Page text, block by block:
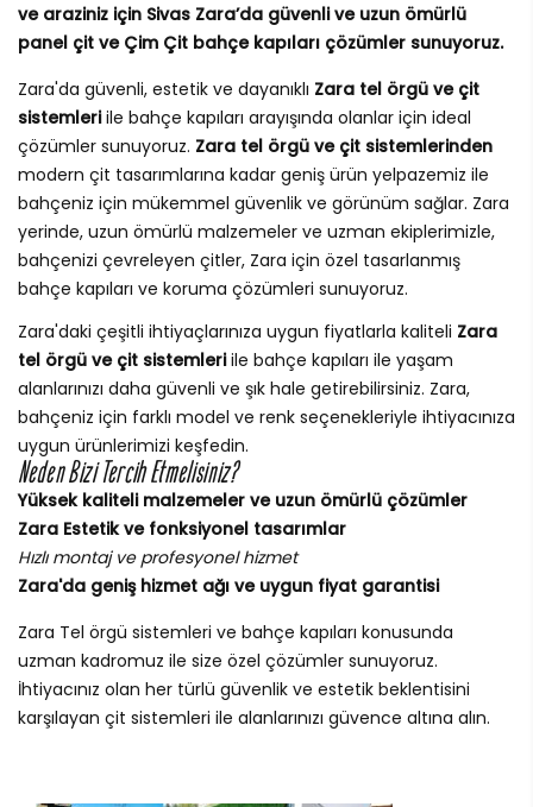
ve araziniz için Sivas Zara’da güvenli ve uzun ömürlü
panel çit ve Çim Çit bahçe kapıları çözümler sunuyoruz.
Zara'da güvenli, estetik ve dayanıklı Zara tel örgü ve çit
sistemleriile bahçe kapıları arayışında olanlar için ideal
çözümler sunuyoruz. Zara tel örgü ve çit sistemlerinden
modern çit tasarımlarına kadar geniş ürün yelpazemiz ile
bahçeniz için mükemmel güvenlik ve görünüm sağlar. Zara
yerinde, uzun ömürlü malzemeler ve uzman ekiplerimizle,
bahçenizi çevreleyen çitler, Zara için özel tasarlanmış
bahçe kapıları ve koruma çözümleri sunuyoruz.
Zara'daki çeşitli ihtiyaçlarınıza uygun fiyatlarla kaliteli Zara
tel örgü ve çit sistemleriile bahçe kapıları ile yaşam
alanlarınızı daha güvenli ve şık hale getirebilirsiniz. Zara,
bahçeniz için farklı model ve renk seçenekleriyle ihtiyacınıza
uygun ürünlerimizi keşfedin.
Neden Bizi Tercih Etmelisiniz?
Yüksek kaliteli malzemeler ve uzun ömürlü çözümler
Zara Estetik ve fonksiyonel tasarımlar
Hızlı montaj ve profesyonel hizmet
Zara'da geniş hizmet ağı ve uygun fiyat garantisi
Zara Tel örgü sistemleri ve bahçe kapıları konusunda
uzman kadromuz ile size özel çözümler sunuyoruz.
İhtiyacınız olan her türlü güvenlik ve estetik beklentisini
karşılayan çit sistemleri ile alanlarınızı güvence altına alın.